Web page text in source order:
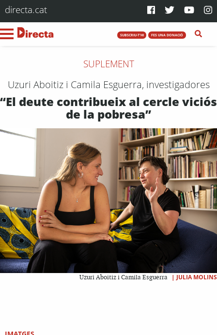
directa.cat
SUBSCRIU-T'HI FES UNA DONACIÓ
SUPLEMENT
Uzuri Aboitiz i Camila Esguerra, investigadores
“El deute contribueix al cercle viciós
de la pobresa”
Uzuri Aboitiz i Camila Esguerra | JULIA MOLINS